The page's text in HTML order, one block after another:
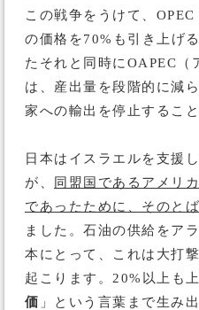
この戦争をうけて、
の価格を70%も引き上げ
たそれと同時にOAPEC（
は、産出量を段階的に減
家への輸出を停止するこ
日本はイスラエルを支援
が、
同盟国であるアメリ
であったために、そのと
ました。石油の供給をア
本にとって、これは大打
起こります。20%以上も
価 」という言葉まで生み